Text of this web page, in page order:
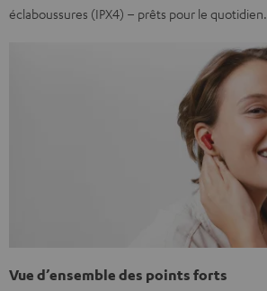
éclaboussures (IPX4) – prêts pour le quotidien.
Vue d’ensemble des points forts